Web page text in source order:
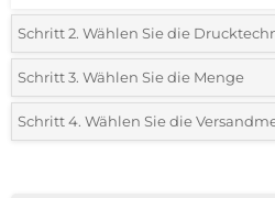
Schritt 2. Wählen Sie die
*Wählen Sie die Druck- und
1 Farbig (Auf der Vorderseite)
Schritt 3. Wählen Sie die Menge
*Bitte wählen Sie Ihre gewünschte
Schritt 4. Wählen Sie die